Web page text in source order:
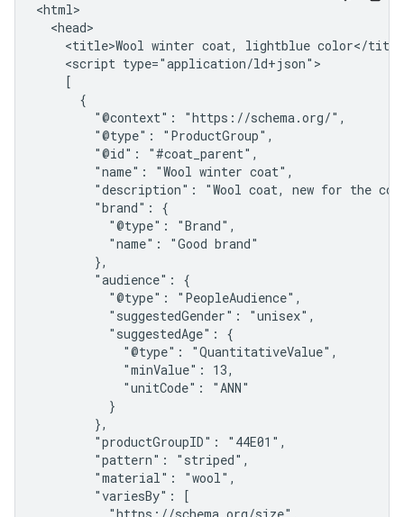
<html>
  <head>
<title>Wool winter coat, lightblue color</
    <script type="application/ld+json">
    [
      {
        "@context": "https://schema.org/",
        "@type": "ProductGroup",
        "@id": "#coat_parent",
        "name": "Wool winter coat",
"description": "Wool coat, new for the
        "brand": {
          "@type": "Brand",
          "name": "Good brand"
        },
        "audience": {
          "@type": "PeopleAudience",
          "suggestedGender": "unisex",
          "suggestedAge": {
            "@type": "QuantitativeValue",
            "minValue": 13,
            "unitCode": "ANN"
          }
        },
        "productGroupID": "44E01",
        "pattern": "striped",
        "material": "wool",
        "variesBy": [